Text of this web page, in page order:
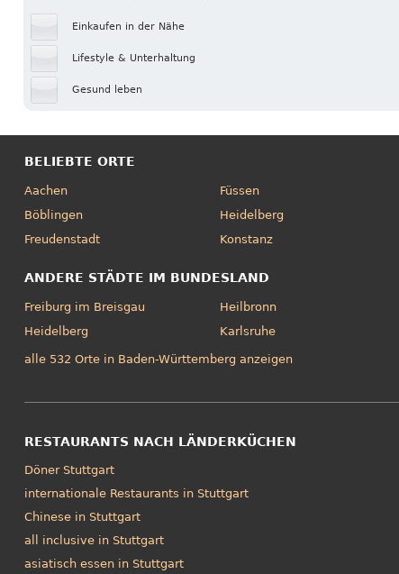
Einkaufen in der Nähe
Lifestyle & Unterhaltung
Gesund leben
BELIEBTE ORTE
Aachen
Böblingen
Freudenstadt
Füssen
Heidelberg
Konstanz
ANDERE STÄDTE IM BUNDESLAND
Freiburg im Breisgau
Heidelberg
Heilbronn
Karlsruhe
alle 532 Orte in Baden-Württemberg anzeigen
RESTAURANTS NACH LÄNDERKÜCHEN
Döner Stuttgart
internationale Restaurants in Stuttgart
Chinese in Stuttgart
all inclusive in Stuttgart
asiatisch essen in Stuttgart